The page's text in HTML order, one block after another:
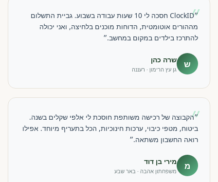
״
״ClockID חסכה לי 10 שעות עבודה בשבוע. גביית התשלום
מההורים אוטומטית, הדוחות מוכנים בלחיצה, ואני יכולה
להתרכז בילדים במקום במחשב.״
ש שרה כהן
גן עץ הרימון · רעננה
״
״הקבוצה של רכישה משותפת חוסכת לי אלפי שקלים בשנה.
ביטוח, מטפי כיבוי, ערכות חינוכיות, הכל בתעריף מיוחד. אפילו
רואה החשבון משתאה.״
מ מירי בן דוד
משפחתון אהבה · באר שבע